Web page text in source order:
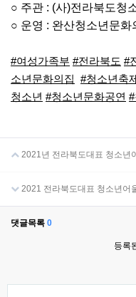
○ 주관 : (사)전라북도청
○ 운영 : 완산청소년문화
#여성가족부 #전라북도 #
소년문화의집 #청소년축
청소년 #청소년문화공연
2021년 전라북도대표 청소년
2021 전라북도대표 청소년어
댓글목록 0
등록